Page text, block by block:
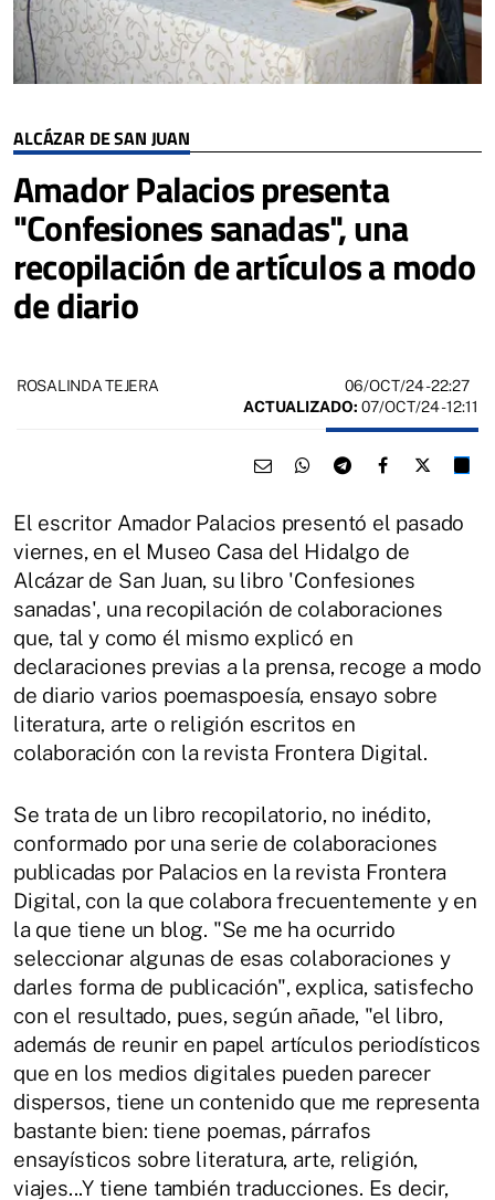
ALCÁZAR DE SAN JUAN
Amador Palacios presenta
"Confesiones sanadas", una
recopilación de artículos a modo
de diario
ROSALINDA TEJERA 06/OCT/24- 22:27
ACTUALIZADO: 07/OCT/24 - 12:11
El escritor Amador Palacios presentó el pasado
viernes, en el Museo Casa del Hidalgo de
Alcázar de San Juan, su libro 'Confesiones
sanadas', una recopilación de colaboraciones
que, tal y como él mismo explicó en
declaraciones previas a la prensa, recoge a modo
de diario varios poemaspoesía, ensayo sobre
literatura, arte o religión escritos en
colaboración con la revista Frontera Digital.
Se trata de un libro recopilatorio, no inédito,
conformado por una serie de colaboraciones
publicadas por Palacios en la revista Frontera
Digital, con la que colabora frecuentemente y en
la que tiene un blog. "Se me ha ocurrido
seleccionar algunas de esas colaboraciones y
darles forma de publicación", explica, satisfecho
con el resultado, pues, según añade, "el libro,
además de reunir en papel artículos periodísticos
que en los medios digitales pueden parecer
dispersos, tiene un contenido que me representa
bastante bien: tiene poemas, párrafos
ensayísticos sobre literatura, arte, religión,
viajes...Y tiene también traducciones. Es decir,